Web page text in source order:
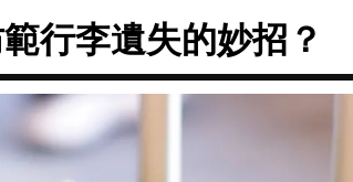
行李遺失的妙招？